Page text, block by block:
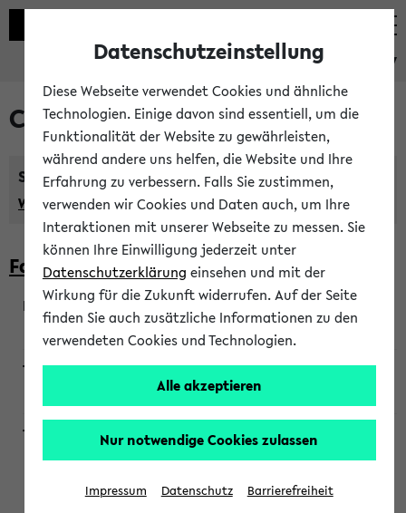
eKVV
Courses taught in English
Semester:
WiSe 2026/2027 SoSe 2026 Previous...
Faculty of Biology
200923
Wendisch, Peters-Wendisch, Stegelmann
Projektmodul "Bakterielle Biotechnologie"
Persönliche Anmeldung beim Veranstalter ist unbedingt
Datenschutzeinstellung
Diese Webseite verwendet Cookies und ähnliche
Technologien. Einige davon sind essentiell, um die
Funktionalität der Website zu gewährleisten,
während andere uns helfen, die Website und Ihre
Erfahrung zu verbessern. Falls Sie zustimmen,
verwenden wir Cookies und Daten auch, um Ihre
Interaktionen mit unserer Webseite zu messen. Sie
können Ihre Einwilligung jederzeit unter
Datenschutzerklärung einsehen und mit der
Wirkung für die Zukunft widerrufen. Auf der Seite
finden Sie auch zusätzliche Informationen zu den
verwendeten Cookies und Technologien.
Alle akzeptieren
Nur notwendige Cookies zulassen
Impressum Datenschutz Barrierefreiheit